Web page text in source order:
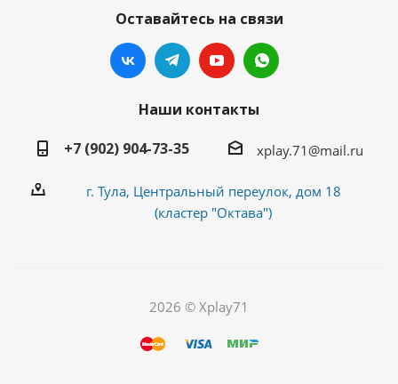
Оставайтесь на связи
Наши контакты
+7 (902) 904-73-35
xplay.71@mail.ru
г. Тула, Центральный переулок, дом 18
(кластер "Октава")
2026 © Xplay71